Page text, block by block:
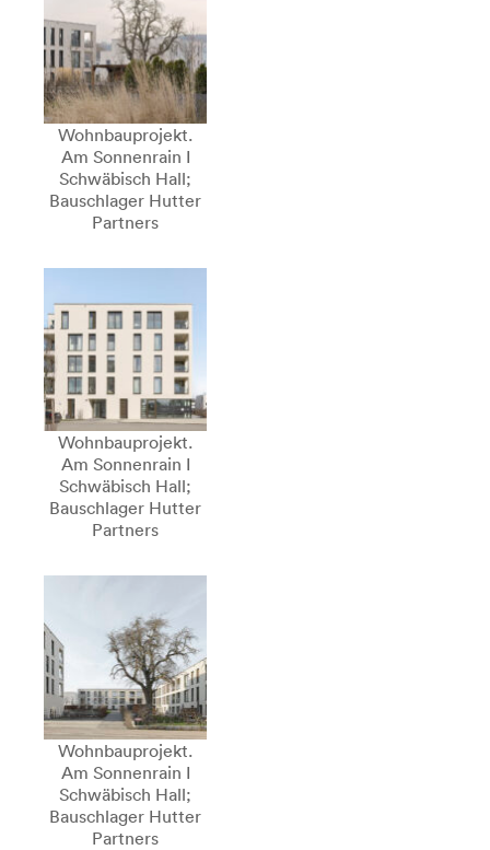
Wohnbauprojekt.
Am Sonnenrain I
Schwäbisch Hall;
Bauschlager Hutter
Partners
Wohnbauprojekt.
Am Sonnenrain I
Schwäbisch Hall;
Bauschlager Hutter
Partners
Wohnbauprojekt.
Am Sonnenrain I
Schwäbisch Hall;
Bauschlager Hutter
Partners